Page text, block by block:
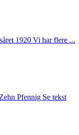
1920 Vi har flere ...
Pfennig Se tekst